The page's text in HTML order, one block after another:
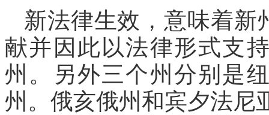
新法律生效，意味着新
献并因此以法律形式支
州。另外三个州分别是
州。俄亥俄州和宾夕法尼